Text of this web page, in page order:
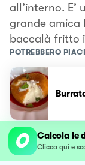
all’interno.
grande amica
baccalà fritto
POTREBBERO
Calcola le
Clicca qui e